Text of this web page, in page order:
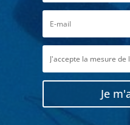
Je